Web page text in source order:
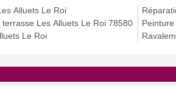
Alluets Le Roi
Les Alluets Le Roi 78580
Le Roi